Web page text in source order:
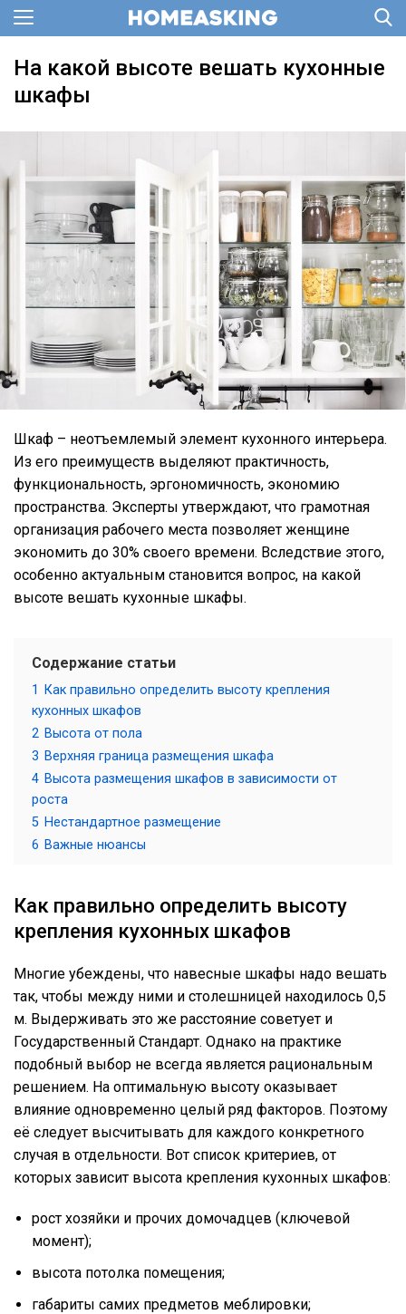
На какой высоте вешать кухонные
шкафы
Шкаф – неотъемлемый элемент кухонного интерьера.
Из его преимуществ выделяют практичность,
функциональность, эргономичность, экономию
пространства. Эксперты утверждают, что грамотная
организация рабочего места позволяет женщине
экономить до 30% своего времени. Вследствие этого,
особенно актуальным становится вопрос, на какой
высоте вешать кухонные шкафы.
Содержание статьи
1
Как правильно определить высоту крепления
кухонных шкафов
2 Высота от пола
3 Верхняя граница размещения шкафа
4 Высота размещения шкафов в зависимости от
роста
5 Нестандартное размещение
6 Важные нюансы
Как правильно определить высоту
крепления кухонных шкафов
Многие убеждены, что навесные шкафы надо вешать
так, чтобы между ними и столешницей находилось 0,5
м. Выдерживать это же расстояние советует и
Государственный Стандарт. Однако на практике
подобный выбор не всегда является рациональным
решением. На оптимальную высоту оказывает
влияние одновременно целый ряд факторов. Поэтому
её следует высчитывать для каждого конкретного
случая в отдельности. Вот список критериев, от
которых зависит высота крепления кухонных шкафов:
рост хозяйки и прочих домочадцев (ключевой
момент);
высота потолка помещения;
габариты самих предметов меблировки;